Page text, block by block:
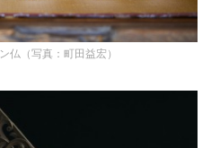
仏（写真：町田益宏）